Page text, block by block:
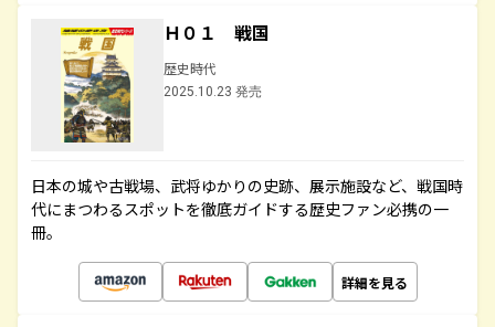
Ｈ０１ 戦国
歴史時代
2025.10.23 発売
日本の城や古戦場、武将ゆかりの史跡、展示施設など、戦国時
代にまつわるスポットを徹底ガイドする歴史ファン必携の一
冊。
詳細を見る